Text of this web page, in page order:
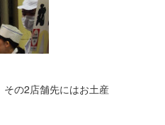
の2店舗先にはお土産